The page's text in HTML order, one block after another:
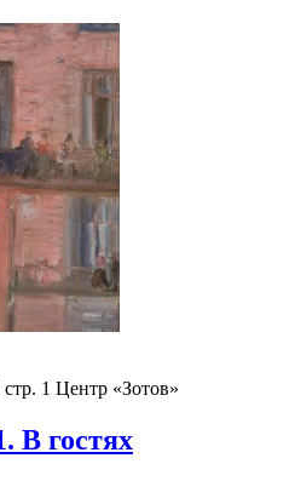
1 Центр «Зотов»
В гостях